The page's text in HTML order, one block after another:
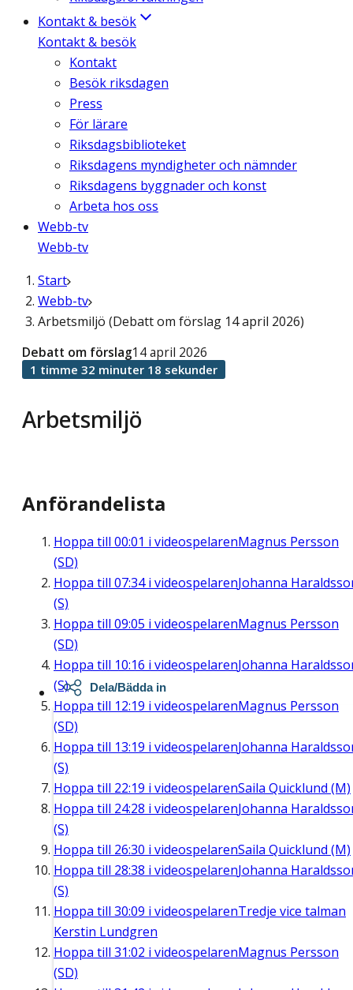
Kontakt & besök
Kontakt & besök
Kontakt
Besök riksdagen
Press
För lärare
Riksdagsbiblioteket
Riksdagens myndigheter och nämnder
Riksdagens byggnader och konst
Arbeta hos oss
Webb-tv
Webb-tv
Start
Webb-tv
Arbetsmiljö (Debatt om förslag 14 april 2026)
Arbetsmiljö
Debatt om förslag14 april 2026
1 timme 32 minuter 18 sekunder
Anförandelista
Hoppa till 00:01 i videospelarenMagnus Persson
(SD)
Hoppa till 07:34i videospelarenJohanna
(S)
Hoppa till 09:05 i videospelarenMagnus Persson
(SD)
Hoppa till 10:16 i videospelarenJohanna
(S)
Hoppa till 12:19 i videospelarenMagnus Persson
(SD)
Hoppa till 13:19 i videospelarenJohanna
(S)
Hoppa till 22:19 i videospelarenSaila Quicklund (M)
Hoppa till 24:28 i videospelarenJohanna
(S)
Hoppa till 26:30 i videospelarenSaila Quicklund (M)
Hoppa till 28:38 i videospelarenJohanna
(S)
Hoppa till 30:09 i videospelarenTredje vice talman
Kerstin Lundgren
Hoppa till 31:02 i videospelarenMagnus Persson
(SD)
Dela/Bädda in